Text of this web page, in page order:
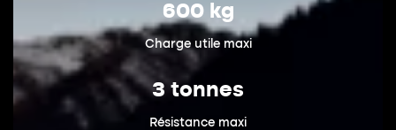
600 kg
Charge utile maxi
3 tonnes
Résistance maxi